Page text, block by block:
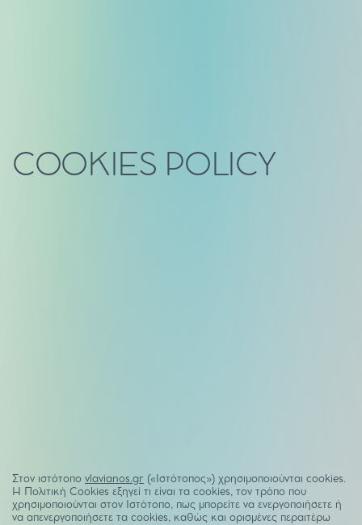
COOKIES POLICY
Στον ιστότοπο vlavianos.gr («Ιστότοπος») χρησιμοποιούνται cookies.
Η Πολιτική Cookies εξηγεί τι είναι τα cookies, τον τρόπο που
χρησιμοποιούνται στον Ιστότοπο, πως μπορείτε να ενεργοποιήσετε ή
να απενεργοποιήσετε τα cookies, καθώς και ορισμένες περαιτέρω